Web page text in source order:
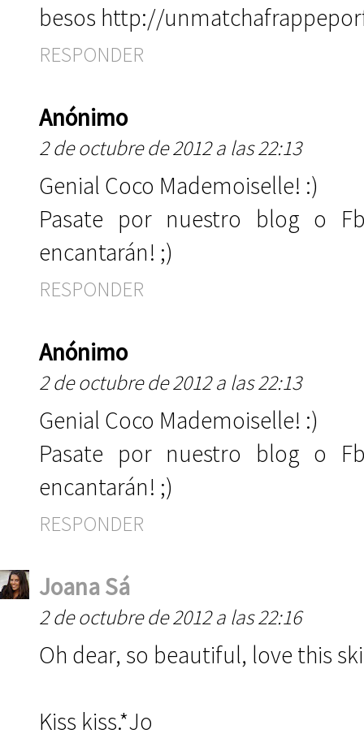
besos http://
RESPONDER
Anónimo
2 de octubre de 2012 a las 22:13
Genial Coco Mademoiselle! :)
Pasate por nuestro blog o
encantarán! ;)
RESPONDER
Anónimo
2 de octubre de 2012 a las 22:13
Genial Coco Mademoiselle! :)
Pasate por nuestro blog o
encantarán! ;)
RESPONDER
Joana Sá
2 de octubre de 2012 a las 22:16
Oh dear, so beautiful, love this
Kiss kiss.*Jo